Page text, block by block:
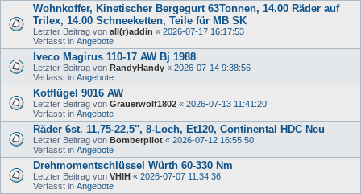
Wohnkoffer, Kinetischer Bergegurt 63Tonnen, 14.00 Räder auf
Trilex, 14.00 Schneeketten, Teile für MB SK
Letzter Beitrag von all(r)addin « 2026-07-17 16:17:53
Verfasst in Angebote
Iveco Magirus 110-17 AW Bj 1988
Letzter Beitrag von RandyHandy « 2026-07-14 9:38:56
Verfasst in Angebote
Kotflügel 9016 AW
Letzter Beitrag von Grauerwolf1802 « 2026-07-13 11:41:20
Verfasst in Angebote
Räder 6st. 11,75-22,5", 8-Loch, Et120, Continental HDC Neu
Letzter Beitrag von Bomberpilot « 2026-07-12 16:55:50
Verfasst in Angebote
Drehmomentschlüssel Würth 60-330 Nm
Letzter Beitrag von VHIH « 2026-07-07 11:34:36
Verfasst in Angebote